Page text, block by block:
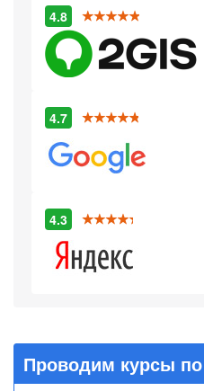
4.8
4.7
4.3
Проводим курсы